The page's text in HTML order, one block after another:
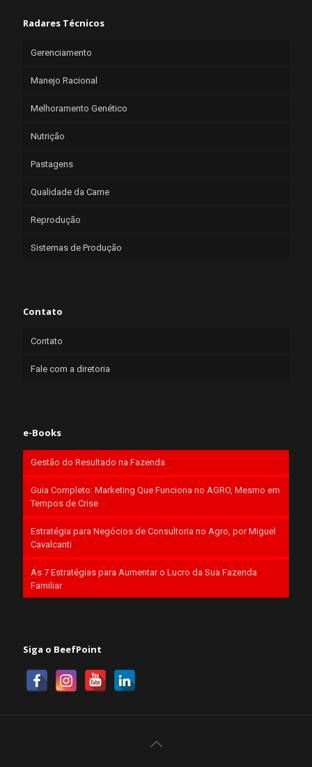
Radares Técnicos
Gerenciamento
Manejo Racional
Melhoramento Genético
Nutrição
Pastagens
Qualidade da Carne
Reprodução
Sistemas de Produção
Contato
Contato
Fale com a diretoria
e-Books
Gestão do Resultado na Fazenda
Guia Completo: Marketing Que Funciona no AGRO, Mesmo em
Tempos de Crise
Estratégia para Negócios de Consultoria no Agro, por Miguel
Cavalcanti
As 7 Estratégias para Aumentar o Lucro da Sua Fazenda
Familiar
Siga o BeefPoint